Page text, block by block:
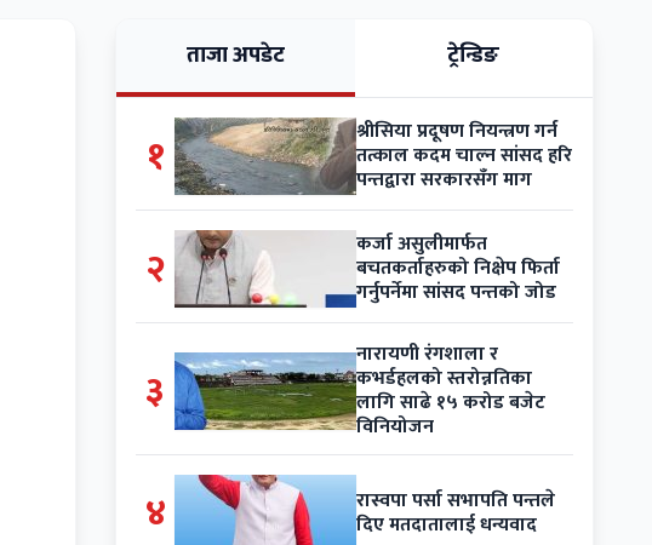
ताजा अपडेट ट्रेन्डिङ
१ श्रीसिया प्रदूषण नियन्त्रण गर्न
तत्काल कदम चाल्न सांसद हरि
पन्तद्वारा सरकारसँग माग
२ कर्जा असुलीमार्फत
बचतकर्ताहरुको निक्षेप फिर्ता
गर्नुपर्नेमा सांसद पन्तको जोड
३
नारायणी रंगशाला र
कभर्डहलको स्तरोन्नतिका
लागि साढे १५ करोड बजेट
विनियोजन
४ रास्वपा पर्सा सभापति पन्तले
दिए मतदातालाई धन्यवाद